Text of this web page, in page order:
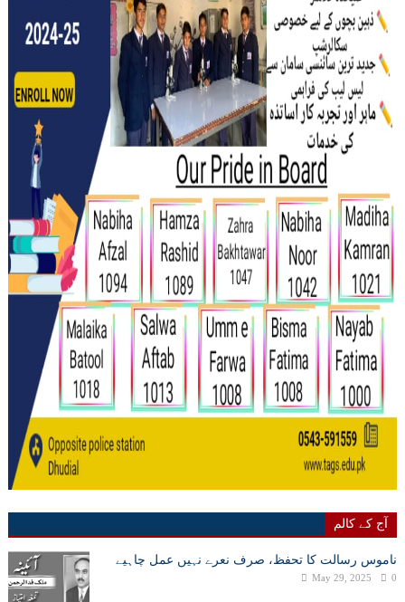
آج کے کالم
ناموس رسالت کا تحفظ، صرف نعرے نہیں عمل چاہیے
May 29, 2025 0